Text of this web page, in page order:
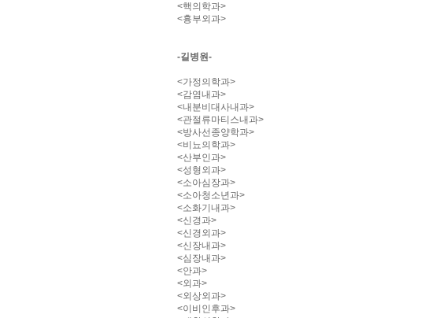
<핵의학과>
<흉부외과>
-길병원-
<가정의학과>
<감염내과>
<내분비대사내과>
<관절류마티스내과>
<방사선종양학과>
<비뇨의학과>
<산부인과>
<성형외과>
<소아심장과>
<소아청소년과>
<소화기내과>
<신경과>
<신경외과>
<신장내과>
<심장내과>
<안과>
<외과>
<외상외과>
<이비인후과>